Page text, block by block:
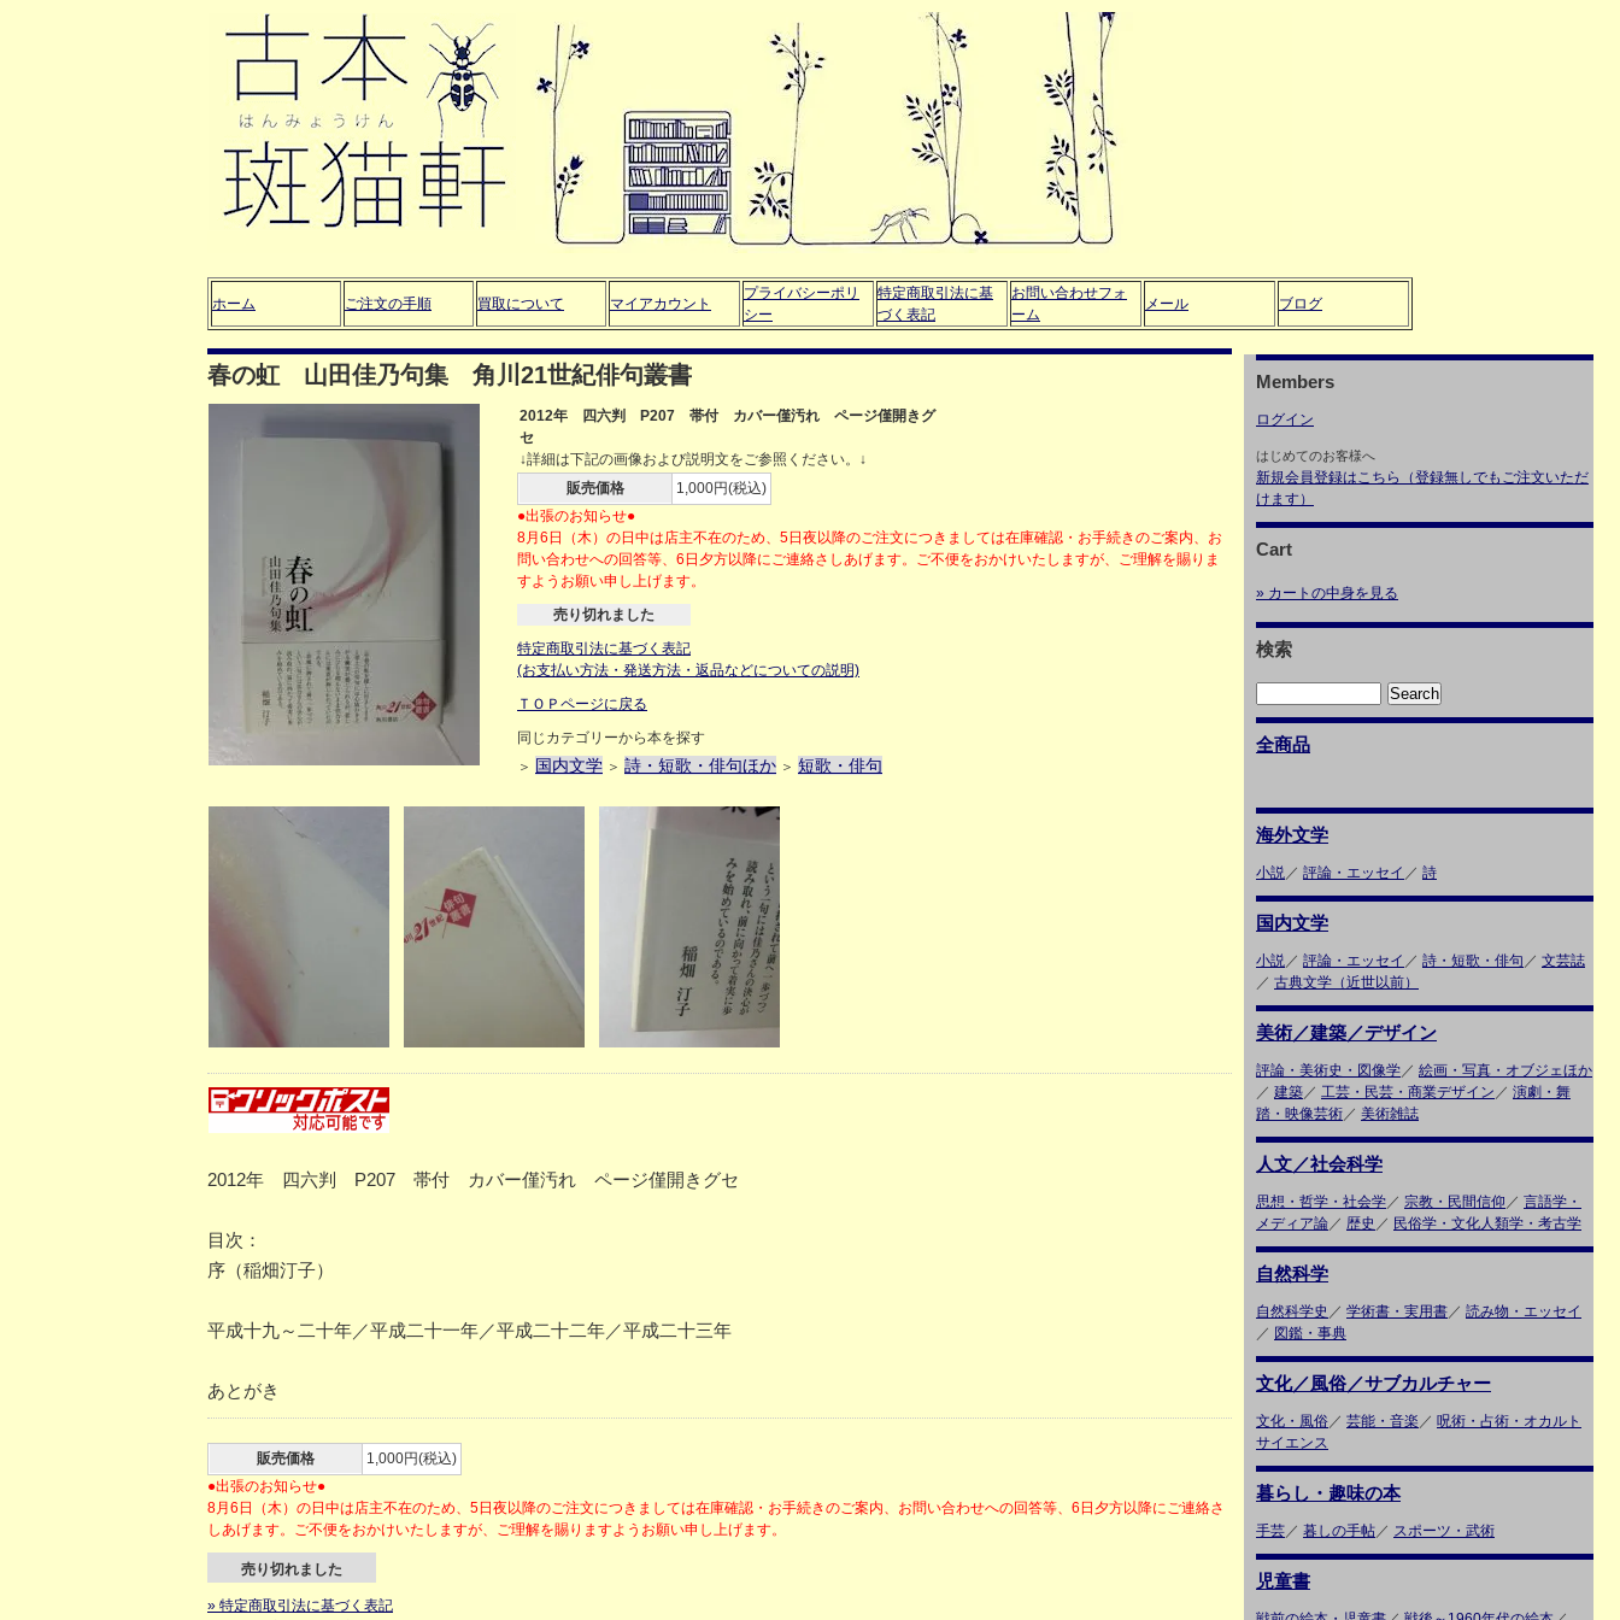
ホーム ご注文の手順 買取について マイアカウント
プライバシーポリ
シー
特定商取引法に基
づく表記
お問い合わせフォ
ーム
メール ブログ
春の虹 山田佳乃句集 角川21世紀俳句叢書
2012年 四六判 P207 帯付 カバー僅汚れ ページ僅開きグ
セ
↓詳細は下記の画像および説明文をご参照ください。↓
販売価格
1,000円(税込)
●出張のお知らせ●
8月6日（木）の日中は店主不在のため、5日夜以降のご注文につきましては在庫確認・お手続きのご案内、お
問い合わせへの回答等、6日夕方以降にご連絡さしあげます。ご不便をおかけいたしますが、ご理解を賜りま
すようお願い申し上げます。
売り切れました
特定商取引法に基づく表記
(お支払い方法・発送方法・返品などについての説明)
ＴＯＰページに戻る
同じカテゴリーから本を探す
＞ 国内文学 ＞ 詩・短歌・俳句ほか ＞ 短歌・俳句
2012年 四六判 P207 帯付 カバー僅汚れ ページ僅開きグセ
目次：
序（稲畑汀子）
平成十九～二十年／平成二十一年／平成二十二年／平成二十三年
あとがき
販売価格
1,000円(税込)
●出張のお知らせ●
8月6日（木）の日中は店主不在のため、5日夜以降のご注文につきましては在庫確認・お手続きのご案内、お問い合わせへの回答等、6日夕方以降にご連絡さ
しあげます。ご不便をおかけいたしますが、ご理解を賜りますようお願い申し上げます。
売り切れました
» 特定商取引法に基づく表記
Members
ログイン
はじめてのお客様へ
新規会員登録はこちら（登録無しでもご注文いただ
けます）
Cart
» カートの中身を見る
検索
全商品
海外文学
小説／ 評論・エッセイ ／ 詩
国内文学
小説／ 評論・エッセイ ／ 詩・短歌・俳句 ／ 文芸誌
／ 古典文学（近世以前）
美術／建築／デザイン
評論・美術史・図像学／ 絵画・写真・オブジェほか
／ 建築／ 工芸・民芸・商業デザイン ／ 演劇・舞
踏・映像芸術／ 美術雑誌
人文／社会科学
思想・哲学・社会学／ 宗教・民間信仰 ／ 言語学・
メディア論／ 歴史 ／ 民俗学・文化人類学・考古学
自然科学
自然科学史 ／ 学術書・実用書／ 読み物・エッセイ
／ 図鑑・事典
文化／風俗／サブカルチャー
文化・風俗／ 芸能・音楽 ／ 呪術・占術・オカルト
サイエンス
暮らし・趣味の本
手芸／ 暮しの手帖／ スポーツ・武術
児童書